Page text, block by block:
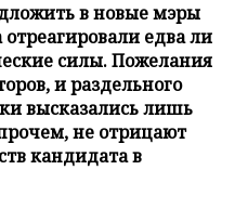
в новые мэры
едва ли
силы. Пожелания
и раздельного
высказались лишь
не отрицают
кандидата в